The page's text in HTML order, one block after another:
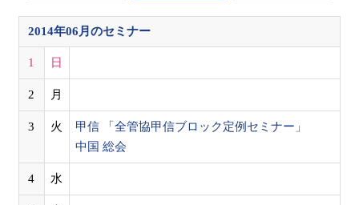
2014年06月のセミナー
1 日
2 月
3 火
甲信 「全管協甲信ブロック定例セミナー」
中国 総会
4 水